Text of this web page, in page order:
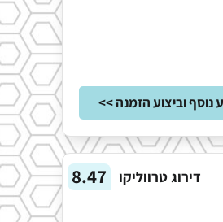
נוסף וביצוע הזמנה >>
דירוג טרווליקו 8.47